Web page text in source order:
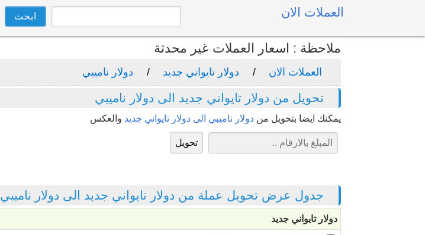
العملات الان
ملاحظة : اسعار العملات غير محدثة
العملات الان دولار تايواني جديد دولار ناميبي
تحويل من دولار تايواني جديد الى دولار ناميبي
يمكنك ايضا بتحويل من دولار ناميبي الى دولار تايواني جديد والعكس
جدول عرض تحويل عملة من دولار تايواني جديد الى دولار ناميبي
دولار تايواني جديد